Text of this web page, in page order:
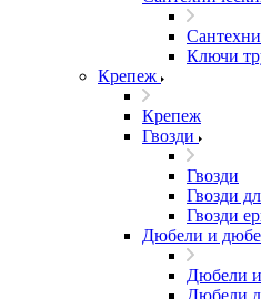
Ключи
Крепеж
Крепеж
Гвозди
Гвозди
Гвозди
Гвозди
Дюбели и
Дюбели
Дюбели